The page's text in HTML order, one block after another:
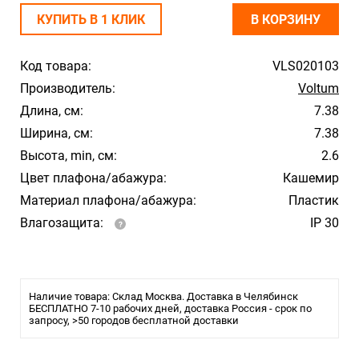
Код товара:
VLS020103
Производитель:
Voltum
Длина, см:
7.38
Ширина, см:
7.38
Высота, min, см:
2.6
Цвет плафона/абажура:
Кашемир
Материал плафона/абажура:
Пластик
Влагозащита:
IP 30
Наличие товара: Склад Москва. Доставка в Челябинск
БЕСПЛАТНО 7-10 рабочих дней, доставка Россия - срок по
запросу, >50 городов бесплатной доставки
КУПИТЬ В 1 КЛИК В КОРЗИНУ